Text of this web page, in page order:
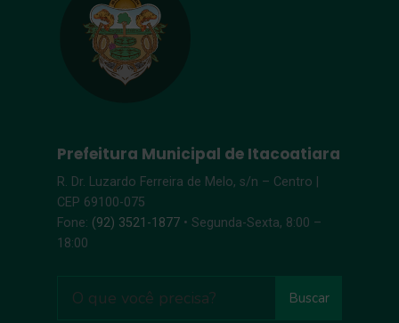
Prefeitura Municipal de Itacoatiara
R. Dr. Luzardo Ferreira de Melo, s/n – Centro |
CEP 69100-075
Fone: (92) 3521-1877 • Segunda-Sexta, 8:00 –
18:00
Buscar